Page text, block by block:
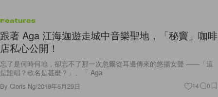
Features
跟著 Aga 江海迦遊走城中音樂聖地，「秘竇」咖啡
店私心公開！
忘了是何時何地，卻忘不了那一次忽爾從耳邊傳來的悠揚女聲 ——「這
是誰唱？歌名是甚麼？」、「 Aga
By Cloris Ng/2019年6月29日 14 0